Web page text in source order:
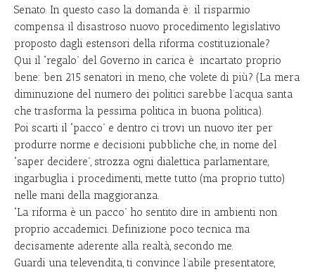
Senato. In questo caso la domanda è: il risparmio
compensa il disastroso nuovo procedimento legislativo
proposto dagli estensori della riforma costituzionale?
Qui il “regalo” del Governo in carica è incartato proprio
bene: ben 215 senatori in meno, che volete di più? (La mera
diminuzione del numero dei politici sarebbe l’acqua santa
che trasforma la pessima politica in buona politica).
Poi scarti il “pacco” e dentro ci trovi un nuovo iter per
produrre norme e decisioni pubbliche che, in nome del
“saper decidere”, strozza ogni dialettica parlamentare,
ingarbuglia i procedimenti, mette tutto (ma proprio tutto)
nelle mani della maggioranza.
“La riforma è un pacco” ho sentito dire in ambienti non
proprio accademici. Definizione poco tecnica ma
decisamente aderente alla realtà, secondo me.
Guardi una televendita, ti convince l’abile presentatore,